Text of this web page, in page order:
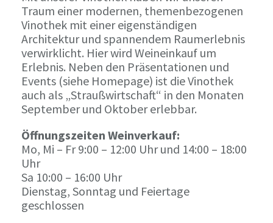
Traum einer modernen, themenbezogenen
Vinothek mit einer eigenständigen
Architektur und spannendem Raumerlebnis
verwirklicht. Hier wird Weineinkauf um
Erlebnis. Neben den Präsentationen und
Events (siehe Homepage) ist die Vinothek
auch als „Straußwirtschaft“ in den Monaten
September und Oktober erlebbar.
Öffnungszeiten Weinverkauf:
Mo, Mi – Fr 9:00 – 12:00 Uhr und 14:00 – 18:00
Uhr
Sa 10:00 – 16:00 Uhr
Dienstag, Sonntag und Feiertage
geschlossen